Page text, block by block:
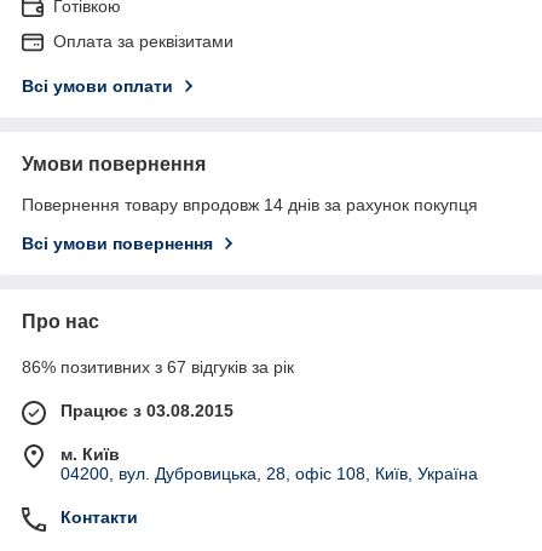
Готівкою
Оплата за реквізитами
Всі умови оплати
Умови повернення
Повернення товару впродовж 14 днів за рахунок покупця
Всі умови повернення
Про нас
86% позитивних з 67 відгуків за рік
Працює з 03.08.2015
м. Київ
04200, вул. Дубровицька, 28, офіс 108, Київ, Україна
Контакти